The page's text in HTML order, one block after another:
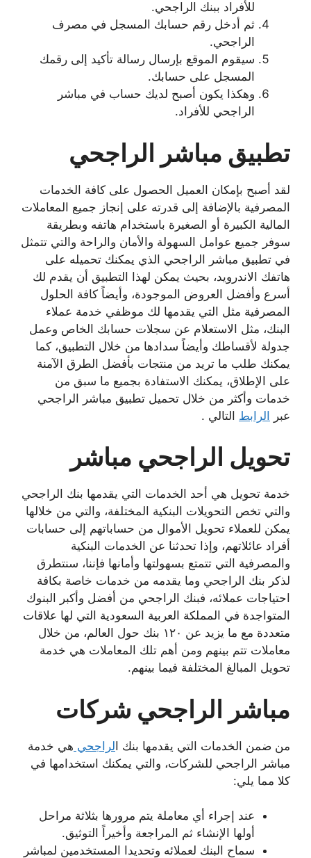
للأفراد ببنك الراجحي.
ثم أدخل رقم حسابك المسجل في مصرف
الراجحي.
سيقوم الموقع بإرسال رسالة تأكيد إلى رقمك
المسجل على حسابك.
وهكذا يكون أصبح لديك حساب في مباشر
الراجحي للأفراد.
تطبيق مباشر الراجحي
لقد أصبح بإمكان العميل الحصول على كافة الخدمات
المصرفية بالإضافة إلى قدرته على إنجاز جميع المعاملات
المالية الكبيرة أو الصغيرة باستخدام هاتفه وبطريقة
سوفر جميع عوامل السهولة والأمان والراحة والتي تتمثل
في تطبيق مباشر الراجحي الذي يمكنك تحميله على
هاتفك الاندرويد، بحيث يمكن لهذا التطبيق أن يقدم لك
أسرع وأفضل العروض الموجودة، وأيضاً كافة الحلول
المصرفية مثل التي يقدمها لك موظفي خدمة عملاء
البنك، مثل الاستعلام عن سجلات حسابك الخاص وعمل
جدولة لأقساطك وأيضاً سدادها من خلال التطبيق، كما
يمكنك طلب ما تريد من منتجات بأفضل الطرق الآمنة
على الإطلاق، يمكنك الاستفادة بجميع ما سبق من
خدمات وأكثر من خلال تحميل تطبيق مباشر الراجحي
عبر الرابط التالي .
تحويل الراجحي مباشر
خدمة تحويل هي أحد الخدمات التي يقدمها بنك الراجحي
والتي تخص التحويلات البنكية المختلفة، والتي من خلالها
يمكن للعملاء تحويل الأموال من حساباتهم إلى حسابات
أفراد عائلاتهم، وإذا تحدثنا عن الخدمات البنكية
والمصرفية التي تتمتع بسهولتها وأمانها فإننا، سنتطرق
لذكر بنك الراجحي وما يقدمه من خدمات خاصة بكافة
احتياجات عملائه، فبنك الراجحي من أفضل وأكبر البنوك
المتواجدة في المملكة العربية السعودية التي لها علاقات
متعددة مع ما يزيد عن ١٢٠ بنك حول العالم، من خلال
معاملات تتم بينهم ومن أهم تلك المعاملات هي خدمة
تحويل المبالغ المختلفة فيما بينهم.
مباشر الراجحي شركات
من ضمن الخدمات التي يقدمها بنك الراجحي هي خدمة
مباشر الراجحي للشركات، والتي يمكنك استخدامها في
كلا مما يلي:
عند إجراء أي معاملة يتم مرورها بثلاثة مراحل
أولها الإنشاء ثم المراجعة وأخيراً التوثيق.
سماح البنك لعملائه وتحديدا المستخدمين لمباشر